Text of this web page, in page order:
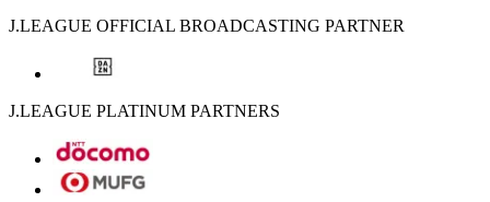
J.LEAGUE OFFICIAL BROADCASTING PARTNER
J.LEAGUE PLATINUM PARTNERS